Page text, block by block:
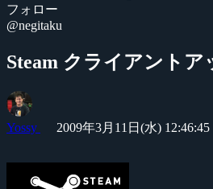
フォロー
@negitaku
Steam クライアントア
Yossy 2009年3月11日(水) 12:46:45